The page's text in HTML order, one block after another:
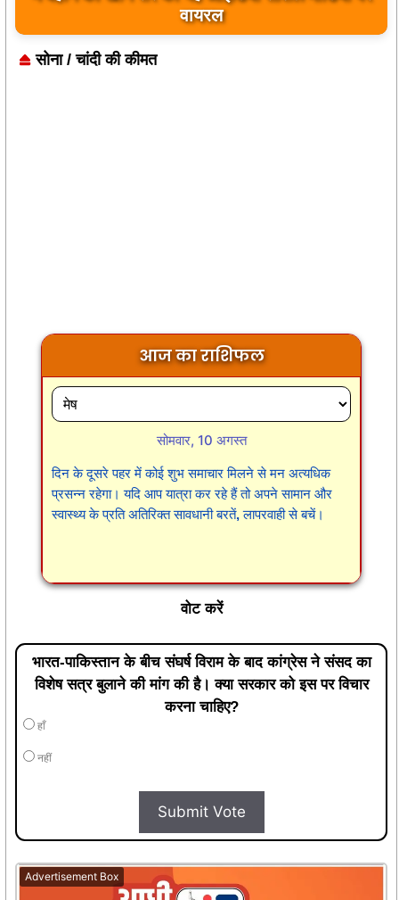
वायरल
सोना / चांदी की कीमत
आज का राशिफल
सोमवार, 10 अगस्त
दिन के दूसरे पहर में कोई शुभ समाचार मिलने से मन अत्यधिक
प्रसन्न रहेगा। यदि आप यात्रा कर रहे हैं तो अपने सामान और
स्वास्थ्य के प्रति अतिरिक्त सावधानी बरतें, लापरवाही से बचें।
वोट करें
भारत-पाकिस्तान के बीच संघर्ष विराम के बाद कांग्रेस ने संसद का
विशेष सत्र बुलाने की मांग की है। क्या सरकार को इस पर विचार
करना चाहिए?
हाँ
नहीं
Submit Vote
Advertisement Box